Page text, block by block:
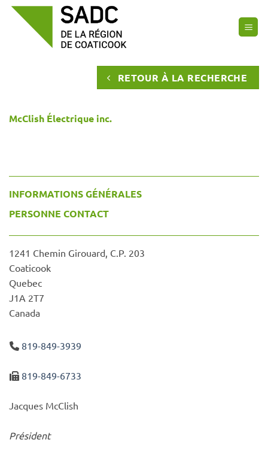
Passer
RETOUR À LA RECHERCHE
McClish Électrique inc.
INFORMATIONS GÉNÉRALES
PERSONNE CONTACT
1241 Chemin Girouard, C.P. 203
Coaticook
Quebec
J1A 2T7
Canada
819-849-3939
819-849-6733
Jacques McClish
Président